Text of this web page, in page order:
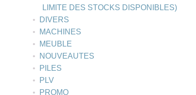
LIMITE DES STOCKS DISPONIBLES)
DIVERS
MACHINES
MEUBLE
NOUVEAUTES
PILES
PLV
PROMO